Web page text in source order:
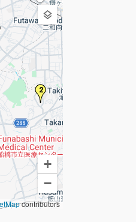
2
+
−
contributors